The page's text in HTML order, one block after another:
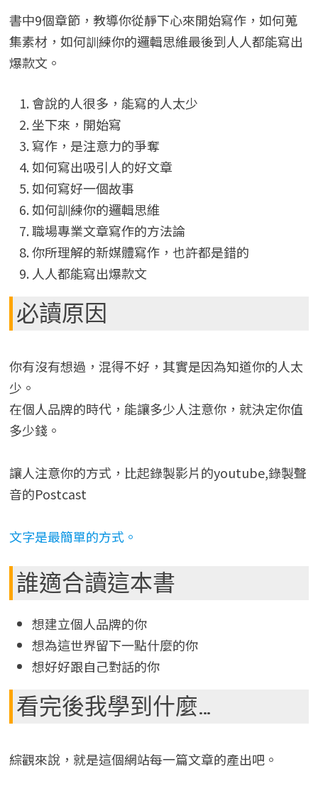
書中9個章節，教導你從靜下心來開始寫作，如何蒐
集素材，如何訓練你的邏輯思維最後到人人都能寫出
爆款文。
會說的人很多，能寫的人太少
坐下來，開始寫
寫作，是注意力的爭奪
如何寫出吸引人的好文章
如何寫好一個故事
如何訓練你的邏輯思維
職場專業文章寫作的方法論
你所理解的新媒體寫作，也許都是錯的
人人都能寫出爆款文
必讀原因
你有沒有想過，混得不好，其實是因為知道你的人太
少。
在個人品牌的時代，能讓多少人注意你，就決定你值
多少錢。
讓人注意你的方式，比起錄製影片的youtube,錄製聲
音的Postcast
文字是最簡單的方式。
誰適合讀這本書
想建立個人品牌的你
想為這世界留下一點什麼的你
想好好跟自己對話的你
看完後我學到什麼…
綜觀來說，就是這個網站每一篇文章的產出吧。